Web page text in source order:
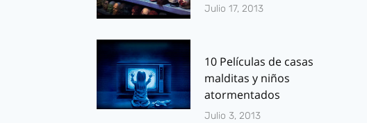
Julio 17, 2013
10 Películas de casas
malditas y niños
atormentados
Julio 3, 2013